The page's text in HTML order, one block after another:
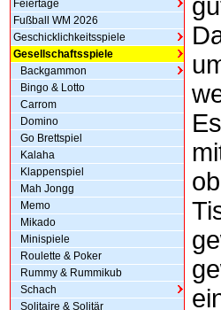
Feiertage
Fußball WM 2026
Geschicklichkeitsspiele
Gesellschaftsspiele
Backgammon
Bingo & Lotto
Carrom
Domino
Go Brettspiel
Kalaha
Klappenspiel
Mah Jongg
Memo
Mikado
Minispiele
Roulette & Poker
Rummy & Rummikub
Schach
Solitaire & Solitär